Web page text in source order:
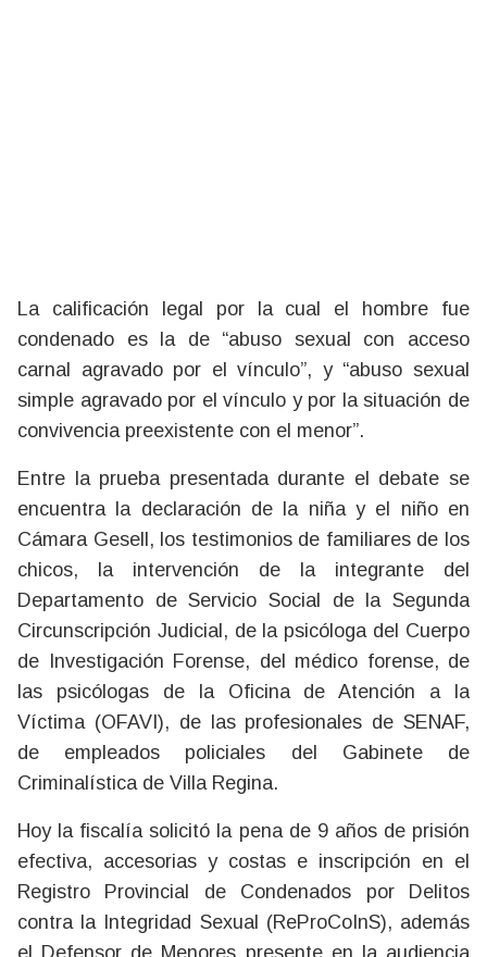
La calificación legal por la cual el hombre fue
condenado es la de “abuso sexual con acceso
carnal agravado por el vínculo”, y “abuso sexual
simple agravado por el vínculo y por la situación de
convivencia preexistente con el menor”.
Entre la prueba presentada durante el debate se
encuentra la declaración de la niña y el niño en
Cámara Gesell, los testimonios de familiares de los
chicos, la intervención de la integrante del
Departamento de Servicio Social de la Segunda
Circunscripción Judicial, de la psicóloga del Cuerpo
de Investigación Forense, del médico forense, de
las psicólogas de la Oficina de Atención a la
Víctima (OFAVI), de las profesionales de SENAF,
de empleados policiales del Gabinete de
Criminalística de Villa Regina.
Hoy la fiscalía solicitó la pena de 9 años de prisión
efectiva, accesorias y costas e inscripción en el
Registro Provincial de Condenados por Delitos
contra la Integridad Sexual (ReProCoInS), además
el Defensor de Menores presente en la audiencia